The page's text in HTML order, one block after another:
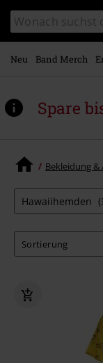
springen
Katalog
durchsuchen
Neu Band Merch
Spare
Bekleidung &
Hawaiihemden